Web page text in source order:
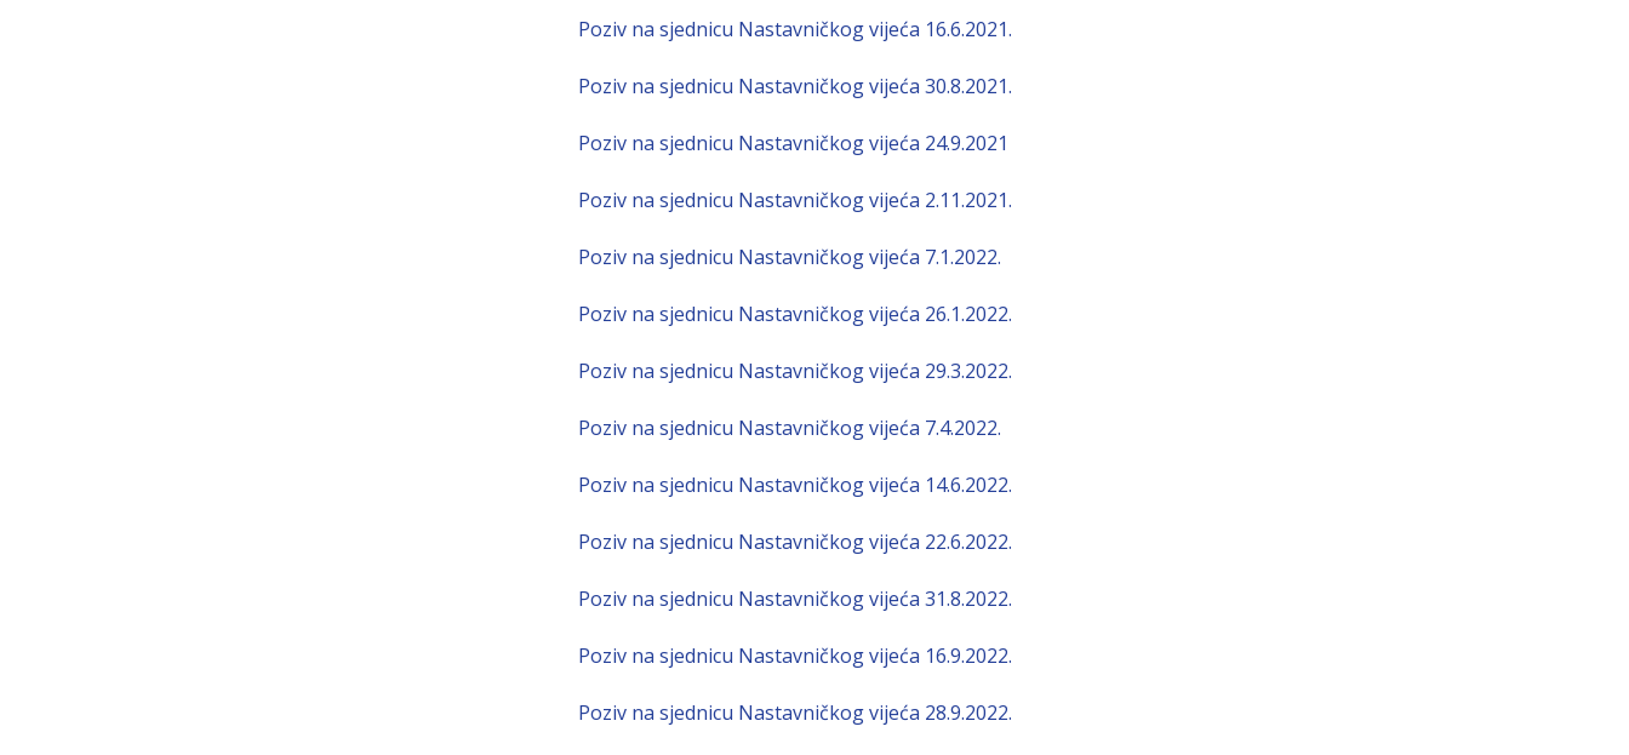
Poziv na sjednicu Nastavničkog vijeća 16.6.2021.
Poziv na sjednicu Nastavničkog vijeća 30.8.2021.
Poziv na sjednicu Nastavničkog vijeća 24.9.2021
Poziv na sjednicu Nastavničkog vijeća 2.11.2021.
Poziv na sjednicu Nastavničkog vijeća 7.1.2022.
Poziv na sjednicu Nastavničkog vijeća 26.1.2022.
Poziv na sjednicu Nastavničkog vijeća 29.3.2022.
Pozivna sjednicu Nastavničkogvijeća 7.4.2022.
Poziv na sjednicu Nastavničkog vijeća 14.6.2022.
Poziv na sjednicu Nastavničkog vijeća 22.6.2022.
Poziv na sjednicu Nastavničkog vijeća 31.8.2022.
Poziv na sjednicu Nastavničkog vijeća 16.9.2022.
Poziv na sjednicu Nastavničkog vijeća 28.9.2022.